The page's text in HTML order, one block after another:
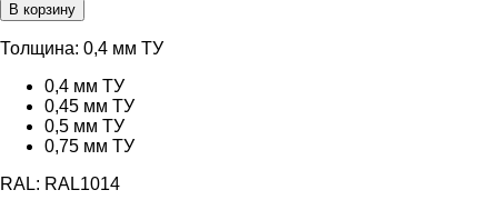
–
В корзину
Толщина: 0,4 мм ТУ
0,4 мм ТУ
0,45 мм ТУ
0,5 мм ТУ
0,75 мм ТУ
RAL: RAL1014